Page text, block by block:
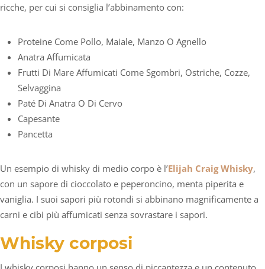
ricche, per cui si consiglia l’abbinamento con:
Proteine Come Pollo, Maiale, Manzo O Agnello
Anatra Affumicata
Frutti Di Mare Affumicati Come Sgombri, Ostriche, Cozze,
Selvaggina
Paté Di Anatra O Di Cervo
Capesante
Pancetta
Un esempio di whisky di medio corpo è l’Elijah Craig Whisky,
con un sapore di cioccolato e peperoncino, menta piperita e
vaniglia. I suoi sapori più rotondi si abbinano magnificamente a
carni e cibi più affumicati senza sovrastare i sapori.
Whisky corposi